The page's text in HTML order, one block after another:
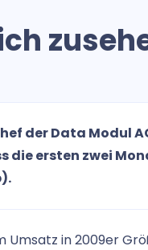
der Data Modul
die ersten zwei
in 2009er